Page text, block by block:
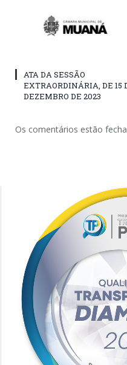
ATA DA SESSÃO
EXTRAORDINÁRIA, DE 15
DEZEMBRO DE 2023
Os comentários estão